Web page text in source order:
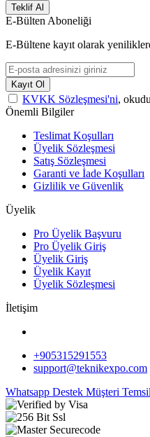
Teklif Al
E-Bülten Aboneliği
E-Bültene kayıt olarak
Kayıt Ol
KVKK Sözleşmesi'ni,
Önemli Bilgiler
Teslimat Koşulları
Üyelik Sözleşmesi
Satış Sözleşmesi
Garanti ve İade Koşulları
Gizlilik ve Güvenlik
Üyelik
Pro Üyelik Başvuru
Pro Üyelik Giriş
Üyelik Giriş
Üyelik Kayıt
Üyelik Sözleşmesi
İletişim
+905315291553
support@teknikexpo.com
Whatsapp Destek Müşteri